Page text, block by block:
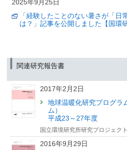
（筑波研究学園都市記者会配布（環境省、
同旨発表））
「経験したことのない暑さが「日
高齢化と気候変動が救急医療体制
日本で初めて統合的に予測・評価
〜長崎大学・東京大学・国立環境
より、日本全国を対象に2099年ま
計〜
（筑波研究学園都市記者会、環境省記者ク
会、厚生労働記者会）
2025年9月25日
「経験したことのない暑さが「日
は？」記事を公開しました【国環
事を公開しました【国環研View
2025年7月24日
「2つのセンサを託してロケット
いに宇宙へ」記事を公開しました
2025年7月9日
「「今年、ヒバリはいつ鳴いた？
国の観察者たちとは？」記事を公
LITE】
関連研究報告書
2017年2月2日
地球温暖化研究プログラ
ム）
平成23～27年度
国立環境研究所研究プロジェク
2016年9月29日